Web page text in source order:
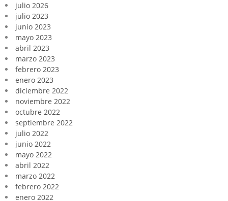
julio 2026
julio 2023
junio 2023
mayo 2023
abril 2023
marzo 2023
febrero 2023
enero 2023
diciembre 2022
noviembre 2022
octubre 2022
septiembre 2022
julio 2022
junio 2022
mayo 2022
abril 2022
marzo 2022
febrero 2022
enero 2022